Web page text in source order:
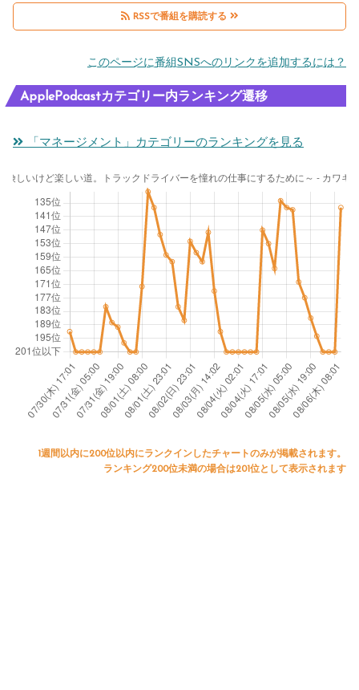
RSSで番組を購読する
このページに番組SNSへのリンクを追加するには？
ApplePodcastカテゴリー内ランキング遷移
「マネージメント」カテゴリーのランキングを見る
1週間以内に200位以内にランクインしたチャートのみが掲載されます。
ランキング200位未満の場合は201位として表示されます